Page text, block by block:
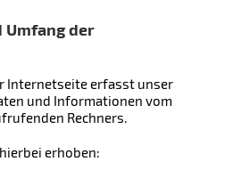
Umfang der
Internetseite erfasst unser
und Informationen vom
Rechners.
erhoben: